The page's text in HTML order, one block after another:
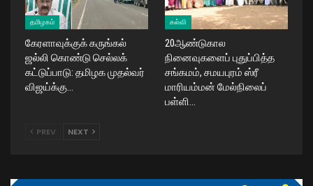
தமிழகம்
கேரளாவுக்குக் கருங்கல்
ஜல்லி கொண்டு செல்லக்
கட்டுப்பாடு: தமிழக முதல்வர்
விஜய்க்கு…
கல்வி
20ஆண்டுகால
நினைவுகளைப் புதுப்பித்த
சங்கமம், சமயபுரம் ஸ்ரீ
மாரியம்மன் மேல்நிலைப்
பள்ளி…
PREV NEXT